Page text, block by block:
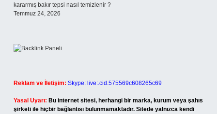
kararmış bakır tepsi nasıl temizlenir ?
Temmuz 24, 2026
Reklam ve İletişim: Skype: live:.cid.575569c608265c69
Yasal Uyarı: Bu internet sitesi, herhangi bir marka, kurum veya şahıs
şirketi ile hiçbir bağlantısı bulunmamaktadır. Sitede yalnızca kendi